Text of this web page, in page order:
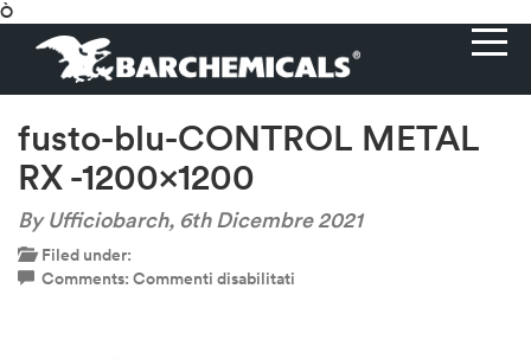
Ò
fusto-blu-CONTROL METAL
RX -1200×1200
By Ufficiobarch, 6th Dicembre 2021
Filed under:
Comments: Commenti disabilitati